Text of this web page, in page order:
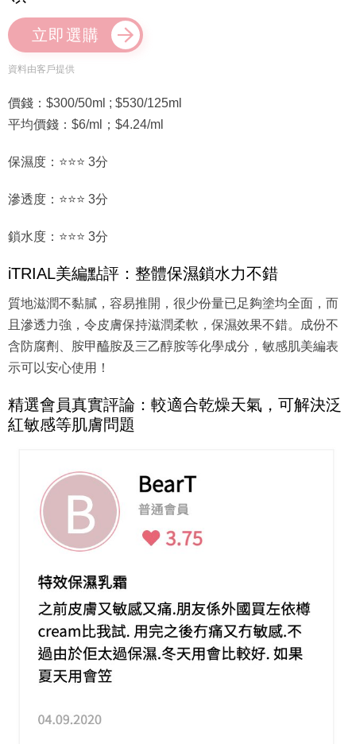
立即選購
資料由客戶提供
價錢：$300/50ml ; $530/125ml
平均價錢：$6/ml；$4.24/ml
保濕度：⭐⭐⭐ 3分
滲透度：⭐⭐⭐ 3分
鎖水度：⭐⭐⭐ 3分
iTRIAL美編點評：整體保濕鎖水力不錯
質地滋潤不黏膩，容易推開，很少份量已足夠塗均全面，而
且滲透力強，令皮膚保持滋潤柔軟，保濕效果不錯。成份不
含防腐劑、胺甲醯胺及三乙醇胺等化學成分，敏感肌美編表
示可以安心使用！
精選會員真實評論：較適合乾燥天氣，可解決泛
紅敏感等肌膚問題